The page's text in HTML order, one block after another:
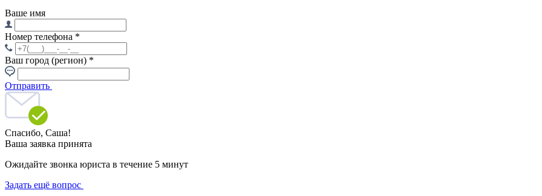
Ваше имя
Номер телефона *
Ваш город (регион) *
Отправить
Спасибо, Саша!
Ваша заявка принята
Ожидайте звонка юриста в течение 5 минут
Задать ещё вопрос